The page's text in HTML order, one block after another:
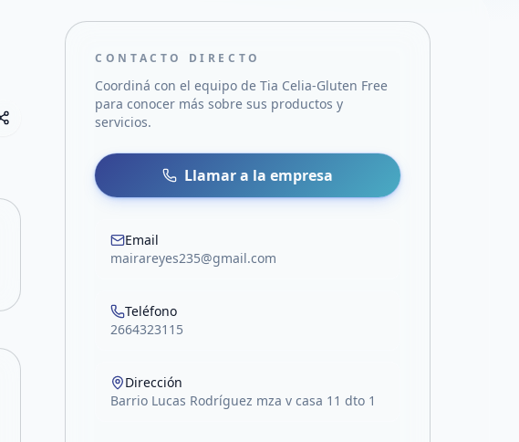
Compartir empresa
Compartir por WhatsApp
Compartir por mail
Compartir en Facebook
CONTACTO DIRECTO
Coordiná con el equipo deTia Celia-Gluten Free
para conocer más sobre sus productos y
servicios.
Llamar a la empresa
Email
mairareyes235@gmail.com
Teléfono
2664323115
Dirección
Barrio Lucas Rodríguez mza v casa 11 dto 1